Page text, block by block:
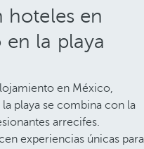
hoteles en
la playa
en México,
playa se combina con la
arrecifes.
experiencias únicas para